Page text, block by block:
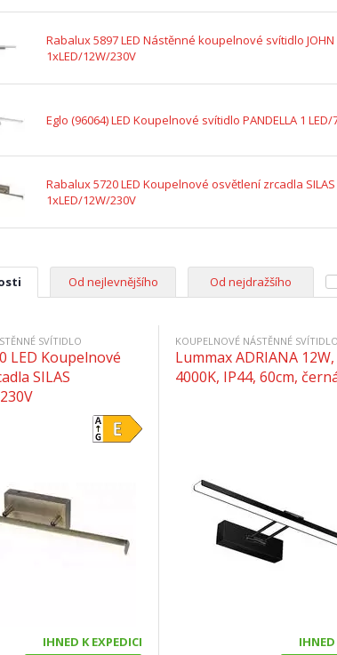
Rabalux 5897 LED Nástěnné koupelnové svítidlo JOHN
1xLED/12W/230V
Eglo (96064) LED Koupelnové svítidlo PANDELLA 1 LED/
Rabalux 5720 LED Koupelnové osvětlení zrcadla SILAS
1xLED/12W/230V
Od nejlevnějšího Od nejdražšího
SVÍTIDLO
LED Koupelnové
SILAS
IHNED K EXPEDICI
KOUPELNOVÉ NÁSTĚNNÉ SVÍTIDLO
Lummax ADRIANA
4000K, IP44, 60cm,
IHNED